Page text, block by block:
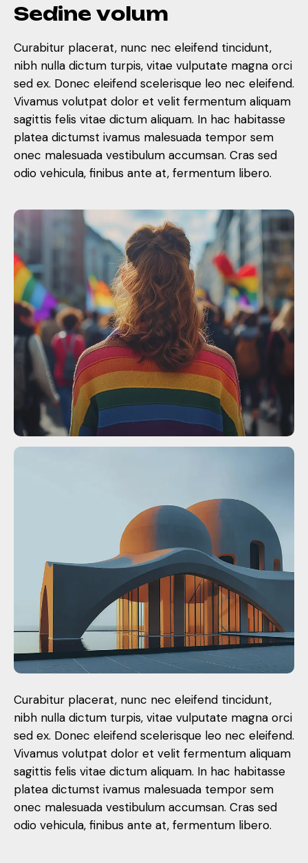
Sedine volum
Curabitur placerat, nunc nec eleifend tincidunt,
nibh nulla dictum turpis, vitae vulputate magna orci
sed ex. Donec eleifend scelerisque leo nec eleifend.
Vivamus volutpat dolor et velit fermentum aliquam
sagittis felis vitae dictum aliquam. In hac habitasse
platea dictumst ivamus malesuada tempor sem
onec malesuada vestibulum accumsan. Cras sed
odio vehicula, finibus ante at, fermentum libero.
Curabitur placerat, nunc nec eleifend tincidunt,
nibh nulla dictum turpis, vitae vulputate magna orci
sed ex. Donec eleifend scelerisque leo nec eleifend.
Vivamus volutpat dolor et velit fermentum aliquam
sagittis felis vitae dictum aliquam. In hac habitasse
platea dictumst ivamus malesuada tempor sem
onec malesuada vestibulum accumsan. Cras sed
odio vehicula, finibus ante at, fermentum libero.